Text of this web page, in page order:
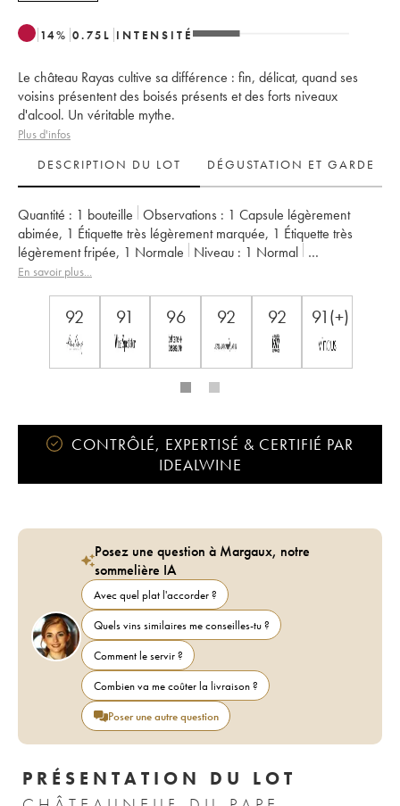
14% 0.75 L INTENSITÉ
Le château Rayas cultive sa différence : fin, délicat, quand ses
voisins présentent des boisés présents et des forts niveaux
d'alcool. Un véritable mythe.
Plus d'infos
DESCRIPTION DU LOT
DÉGUSTATION ET GARDE
Quantité : 1 bouteille Observations : 1 Capsule légèrement
abimée, 1 Étiquette très légèrement marquée, 1 Étiquette très
légèrement fripée, 1 Normale Niveau : 1 Normal
TVA récupérable :
Propriétaire :
Emmanuel Reynaud
En savoir plus...
92 91 96 92 92 91(+)
CONTRÔLÉ, EXPERTISÉ & CERTIFIÉ PAR
IDEALWINE
Posez une question à Margaux, notre
sommelière IA
Avec quel plat l'accorder ?
Quels vins similaires me conseilles-tu ?
Comment le servir ?
Combien va me coûter la livraison ?
Poser une autre question
PRÉSENTATION DU LOT